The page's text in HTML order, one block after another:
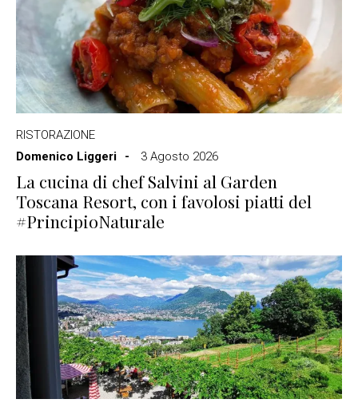
RISTORAZIONE
Domenico Liggeri
3 Agosto 2026
La cucina di chef Salvini al Garden
Toscana Resort, con i favolosi piatti del
#PrincipioNaturale